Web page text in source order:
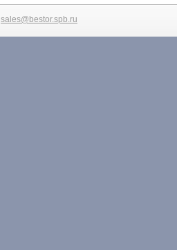
sales@bestor.spb.ru